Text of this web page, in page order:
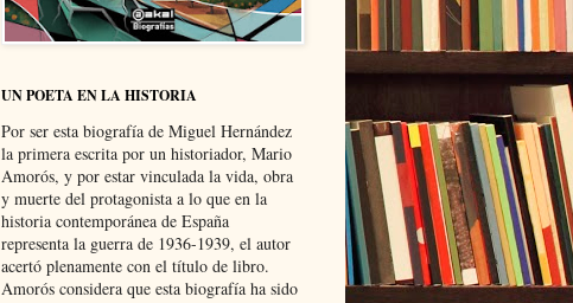
UN POETA EN LA HISTORIA
Por ser esta biografía de Miguel Hernández
la primera escrita por un historiador, Mario
Amorós, y por estar vinculada la vida, obra
y muerte del protagonista a lo que en la
historia contemporánea de España
representa la guerra de 1936-1939, el autor
acertó plenamente con el título de libro.
Amorós considera que esta biografía ha sido